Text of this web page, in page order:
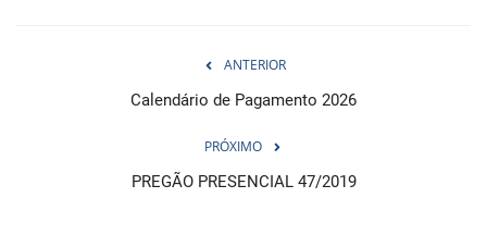
ANTERIOR
Calendário de Pagamento 2026
PRÓXIMO
PREGÃO PRESENCIAL 47/2019